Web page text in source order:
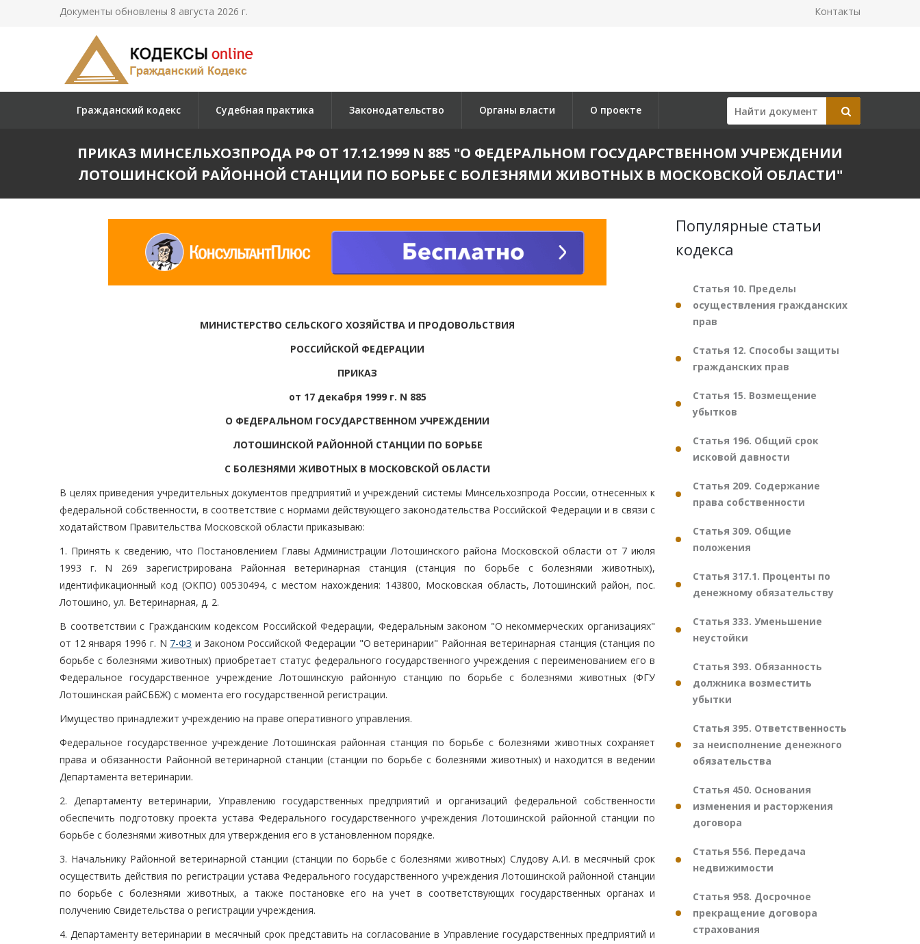
Документы обновлены 8 августа 2026 г. Контакты
Гражданский кодекс Судебная практика Законодательство Органы власти О проекте
ПРИКАЗ МИНСЕЛЬХОЗПРОДА РФ ОТ 17.12.1999 N 885 "О ФЕДЕРАЛЬНОМ ГОСУДАРСТВЕННОМ УЧРЕЖДЕНИИ
ЛОТОШИНСКОЙ РАЙОННОЙ СТАНЦИИ ПО БОРЬБЕ С БОЛЕЗНЯМИ ЖИВОТНЫХ В МОСКОВСКОЙ ОБЛАСТИ"
МИНИСТЕРСТВО СЕЛЬСКОГО ХОЗЯЙСТВА И ПРОДОВОЛЬСТВИЯ
РОССИЙСКОЙ ФЕДЕРАЦИИ
ПРИКАЗ
от 17 декабря 1999 г. N 885
О ФЕДЕРАЛЬНОМ ГОСУДАРСТВЕННОМ УЧРЕЖДЕНИИ
ЛОТОШИНСКОЙ РАЙОННОЙ СТАНЦИИ ПО БОРЬБЕ
С БОЛЕЗНЯМИ ЖИВОТНЫХ В МОСКОВСКОЙ ОБЛАСТИ
В целях приведения учредительных документов предприятий и учреждений системы Минсельхозпрода России, отнесенных к
федеральной собственности, в соответствие с нормами действующего законодательства Российской Федерации и в связи с
ходатайством Правительства Московской области приказываю:
1. Принять к сведению, что Постановлением Главы Администрации Лотошинского района Московской области от 7 июля
1993 г. N 269 зарегистрирована Районная ветеринарная станция (станция по борьбе с болезнями животных),
идентификационный код (ОКПО) 00530494, с местом нахождения: 143800, Московская область, Лотошинский район, пос.
Лотошино, ул. Ветеринарная, д. 2.
В соответствии с Гражданским кодексом Российской Федерации, Федеральным законом "О некоммерческих организациях"
от 12 января 1996 г. N 7-ФЗ и Законом Российской Федерации "О ветеринарии" Районная ветеринарная станция (станция по
борьбе с болезнями животных) приобретает статус федерального государственного учреждения с переименованием его в
Федеральное государственное учреждение Лотошинскую районную станцию по борьбе с болезнями животных (ФГУ
Лотошинская райСББЖ) с момента его государственной регистрации.
Имущество принадлежит учреждению на праве оперативного управления.
Федеральное государственное учреждение Лотошинская районная станция по борьбе с болезнями животных сохраняет
права и обязанности Районной ветеринарной станции (станции по борьбе с болезнями животных) и находится в ведении
Департамента ветеринарии.
2. Департаменту ветеринарии, Управлению государственных предприятий и организаций федеральной собственности
обеспечить подготовку проекта устава Федерального государственного учреждения Лотошинской районной станции по
борьбе с болезнями животных для утверждения его в установленном порядке.
3. Начальнику Районной ветеринарной станции (станции по борьбе с болезнями животных) Слудову А.И. в месячный срок
осуществить действия по регистрации устава Федерального государственного учреждения Лотошинской районной станции
по борьбе с болезнями животных, а также постановке его на учет в соответствующих государственных органах и
получению Свидетельства о регистрации учреждения.
4. Департаменту ветеринарии в месячный срок представить на согласование в Управление государственных предприятий и
Популярные статьи
кодекса
Статья 10. Пределы
осуществления гражданских
прав
Статья 12. Способы защиты
гражданских прав
Статья 15. Возмещение
убытков
Статья 196. Общий срок
исковой давности
Статья 209. Содержание
права собственности
Статья 309. Общие
положения
Статья 317.1. Проценты по
денежному обязательству
Статья 333. Уменьшение
неустойки
Статья 393. Обязанность
должника возместить
убытки
Статья 395. Ответственность
за неисполнение денежного
обязательства
Статья 450. Основания
изменения и расторжения
договора
Статья 556. Передача
недвижимости
Статья 958. Досрочное
прекращение договора
страхования